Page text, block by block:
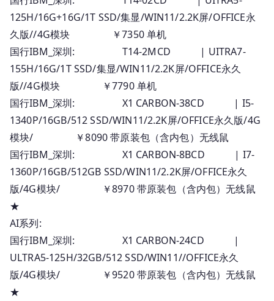
125H/16G+16G/1T SSD/集显/WIN11/2.2K屏/OFFICE永
久版//4G模块 ￥7350 单机
国行IBM_深圳: T14-2MCD | UITRA7-
155H/16G/1T SSD/集显/WIN11/2.2K屏/OFFICE永久
版//4G模块 ￥7790 单机
国行IBM_深圳: X1 CARBON-38CD | I5-
1340P/16GB/512 SSD/WIN11/2.2K屏/OFFICE永久版/4G
模块/ ￥8090 带原装包（含内包）无线鼠
国行IBM_深圳: X1 CARBON-8BCD | I7-
1360P/16GB/512GB SSD/WIN11/2.2K屏/OFFICE永久
版/4G模块/ ￥8970 带原装包（含内包）无线鼠
★
AI系列:
国行IBM_深圳: X1 CARBON-24CD |
ULTRA5-125H/32GB/512 SSD/WIN11//OFFICE永久
版/4G模块/ ￥9520 带原装包（含内包）无线鼠
★